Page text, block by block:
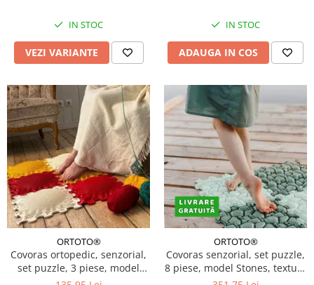
IN STOC
VEZI VARIANTE
IN STOC
ADAUGA IN COS
ORTOTO®
Covoras ortopedic, senzorial,
set puzzle, 3 piese, model
Shining Sun, textura rigida,
ORTOTO®
Covoras senzorial, set puzzle,
8 piese, model Stones, textura
rigida, Multicolor